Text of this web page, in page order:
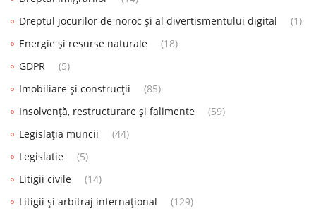
Dreptul jocurilor de noroc și al divertismentului digital
(1)
Energie și resurse naturale
(18)
GDPR
(5)
Imobiliare și construcții
(85)
Insolvență, restructurare și falimente
(59)
Legislația muncii
(44)
Legislatie
(5)
Litigii civile
(14)
Litigii și arbitraj internațional
(129)